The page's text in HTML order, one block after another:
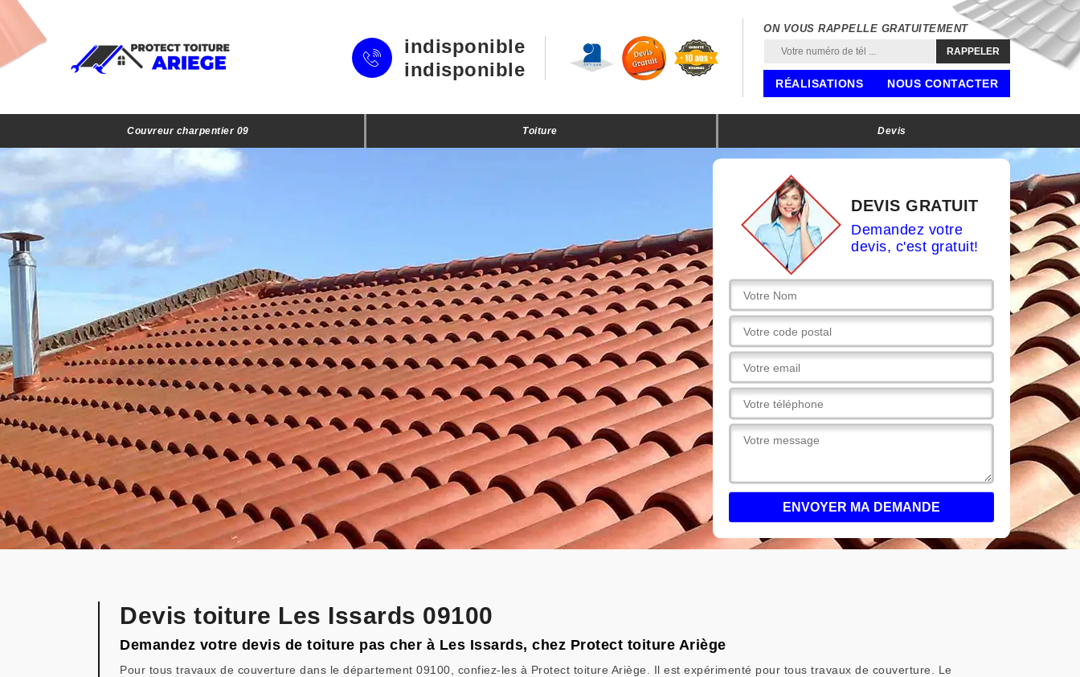
indisponible
indisponible
ON VOUS RAPPELLE GRATUITEMENT
RÉALISATIONS NOUS CONTACTER
Couvreur charpentier 09 Toiture Devis
DEVIS GRATUIT
Demandez votre
devis, c'est gratuit!
Devis toiture Les Issards 09100
Demandez votre devis de toiture pas cher à Les Issards, chez Protect toiture Ariège
Pour tous travaux de couverture dans le département 09100, confiez-les à Protect toiture Ariège. Il est expérimenté pour tous travaux de couverture. Le